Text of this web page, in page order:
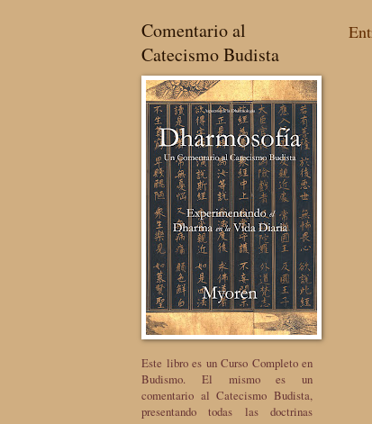
Comentario al
Catecismo Budista
Este libro es un Curso Completo en
Budismo. El mismo es un
comentario al Catecismo Budista,
presentando todas las doctrinas